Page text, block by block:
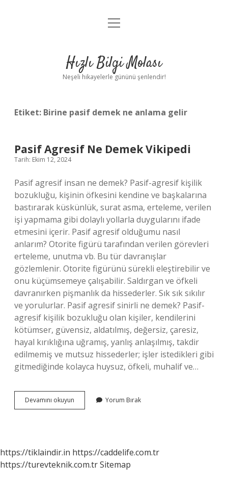
Anasayfa
Yasal Uyarı
menüyü
Hızlı Bilgi Molası
Neşeli hikayelerle gününü şenlendir!
Etiket: Birine pasif demek ne anlama gelir
Pasif Agresif Ne Demek Vikipedi
Tarih: Ekim 12, 2024
Pasif agresif insan ne demek? Pasif-agresif kişilik
bozukluğu, kişinin öfkesini kendine ve başkalarına
bastırarak küskünlük, surat asma, erteleme, verilen
işi yapmama gibi dolaylı yollarla duygularını ifade
etmesini içerir. Pasif agresif olduğumu nasıl
anlarım? Otorite figürü tarafından verilen görevleri
erteleme, unutma vb. Bu tür davranışlar
gözlemlenir. Otorite figürünü sürekli eleştirebilir ve
onu küçümsemeye çalışabilir. Saldırgan ve öfkeli
davranırken pişmanlık da hissederler. Sık sık sıkılır
ve yorulurlar. Pasif agresif sinirli ne demek? Pasif-
agresif kişilik bozukluğu olan kişiler, kendilerini
kötümser, güvensiz, aldatılmış, değersiz, çaresiz,
hayal kırıklığına uğramış, yanlış anlaşılmış, takdir
edilmemiş ve mutsuz hissederler; işler istedikleri gibi
gitmediğinde kolayca huysuz, öfkeli, muhalif ve…
Devamını okuyun
Agresif
Yorum Bırak
https://tiklaindir.in https://caddelife.com.tr
https://turevteknik.com.trSitemap